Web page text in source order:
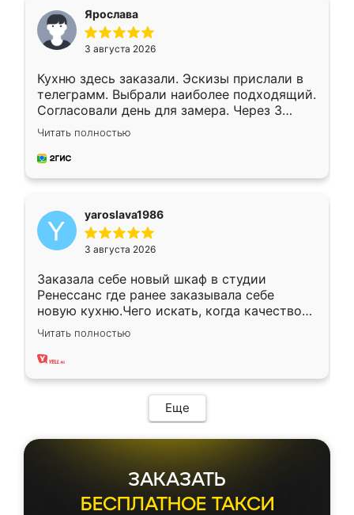
Ярослава
3 августа 2026
Кухню здесь заказали. Эскизы прислали в
телеграмм. Выбрали наиболее подходящий.
Согласовали день для замера. Через 3
недели кухня была уже готова. Остались
довольны работой. Спасибо Ренессанс
мебель за качественную работу!
Читать полностью
yaroslava1986
3 августа 2026
Заказала себе новый шкаф в студии
Ренессанс где ранее заказывала себе
новую кухню.Чего искать, когда качеством
вполне довольна. Служит кухня уже почти
два года, нареканий нет.
Читать полностью
Еще
ЗАКАЗАТЬ
БЕСПЛАТНОЕ ТАКСИ